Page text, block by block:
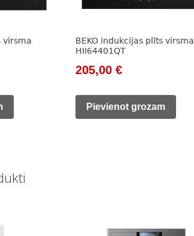
virsma
BEKO indukcijas plīts virsma
HII64401QT
Original
was:
205,00€Current
is:
Pievienot grozam